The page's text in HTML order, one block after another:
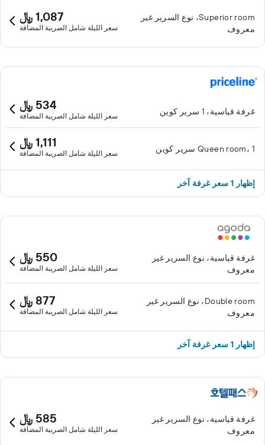
Superior room، نوع السرير غير
معروف
1,087 ﷼
سعر الليلة شامل الصريبة المضافة
غرفة قياسية، 1 سرير كوين 534 ﷼
سعر الليلة شامل الصريبة المضافة
Queen room، 1 سرير كوين 1,111 ﷼
سعر الليلة شامل الصريبة المضافة
إظهار 1 سعر غرفة آخر
غرفة قياسية، نوع السرير غير
معروف
550 ﷼
سعر الليلة شامل الصريبة المضافة
Double room، نوع السرير غير
معروف
877 ﷼
سعر الليلة شامل الصريبة المضافة
إظهار 1 سعر غرفة آخر
غرفة قياسية، نوع السرير غير
معروف
585 ﷼
سعر الليلة شامل الصريبة المضافة